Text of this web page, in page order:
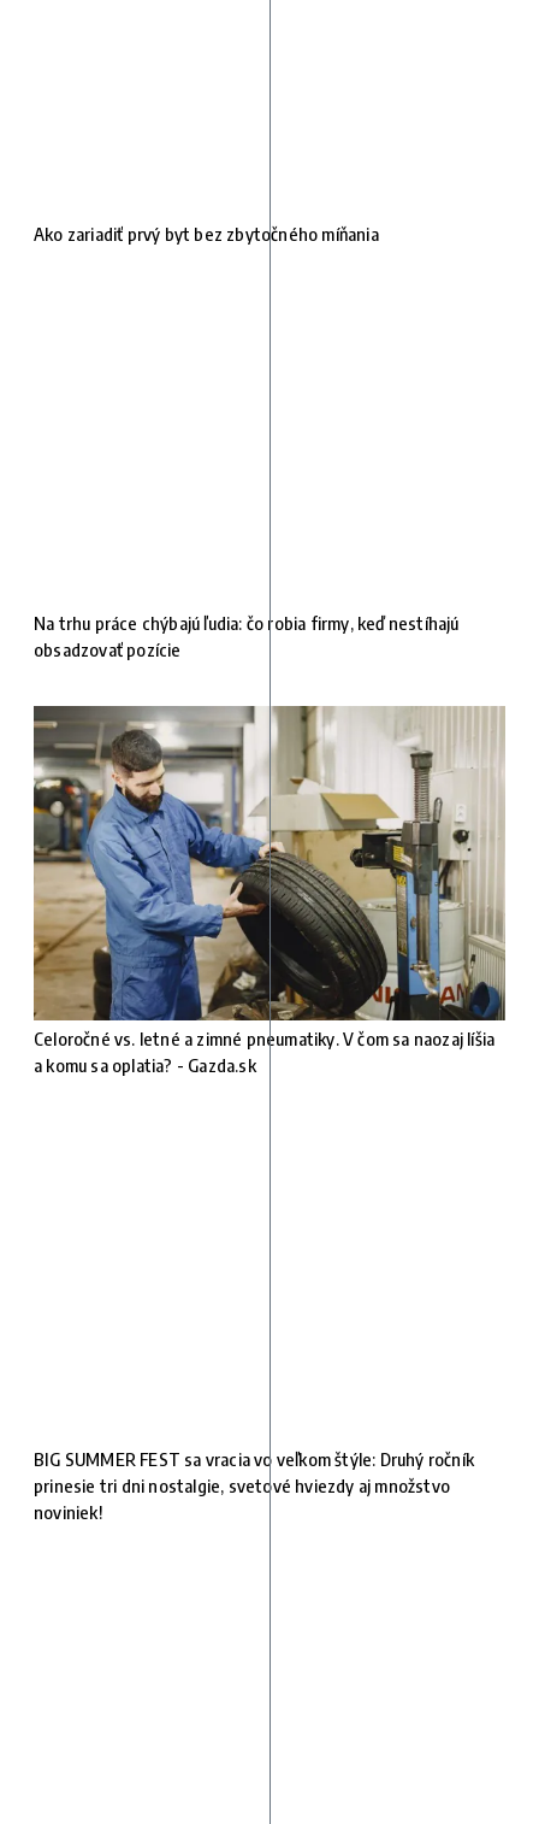
Ako zariadiť prvý byt bez zbytočného míňania
Na trhu práce chýbajú ľudia: čo robia firmy, keď nestíhajú
obsadzovať pozície
Celoročné vs. letné a zimné pneumatiky. V čom sa naozaj líšia
a komu sa oplatia? - Gazda.sk
BIG SUMMER FEST sa vracia vo veľkom štýle: Druhý ročník
prinesie tri dni nostalgie, svetové hviezdy aj množstvo
noviniek!